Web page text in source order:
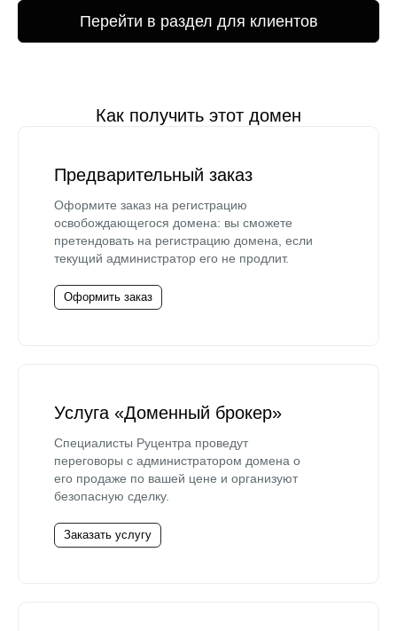
Перейти в раздел для клиентов
Как получить этот домен
Предварительный заказ
Оформите заказ на регистрацию
освобождающегося домена: вы сможете
претендовать на регистрацию домена, если
текущий администратор его не продлит.
Оформить заказ
Услуга «Доменный брокер»
Специалисты Руцентра проведут
переговоры с администратором домена о
его продаже по вашей цене и организуют
безопасную сделку.
Заказать услугу